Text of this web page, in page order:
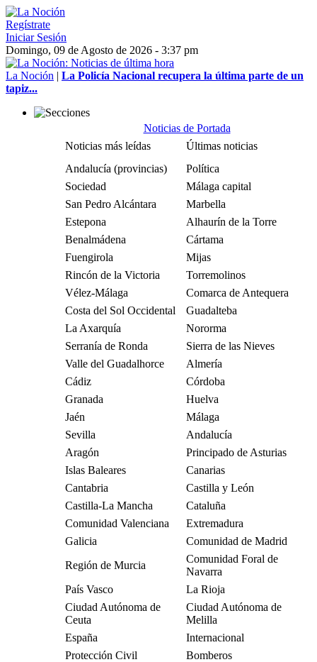
Regístrate
Iniciar Sesión
Domingo, 09 de Agosto de 2026 - 3:37 pm
La Noción | La Policía Nacional recupera la última parte de un
tapiz...
Noticias de Portada
Noticias más leídas
Últimas noticias
Andalucía (provincias)
Política
Sociedad
Málaga capital
San Pedro Alcántara
Marbella
Estepona
Alhaurín de la Torre
Benalmádena
Cártama
Fuengirola
Mijas
Rincón de la Victoria
Torremolinos
Vélez-Málaga
Comarca de Antequera
Costa del Sol Occidental
Guadalteba
La Axarquía
Nororma
Serranía de Ronda
Sierra de las Nieves
Valle del Guadalhorce
Almería
Cádiz
Córdoba
Granada
Huelva
Jaén
Málaga
Sevilla
Andalucía
Aragón
Principado de Asturias
Islas Baleares
Canarias
Cantabria
Castilla y León
Castilla-La Mancha
Cataluña
Comunidad Valenciana
Extremadura
Galicia
Comunidad de Madrid
Región de Murcia
Comunidad Foral de
Navarra
País Vasco
La Rioja
Ciudad Autónoma de
Ceuta
Ciudad Autónoma de
Melilla
España
Internacional
Protección Civil
Bomberos